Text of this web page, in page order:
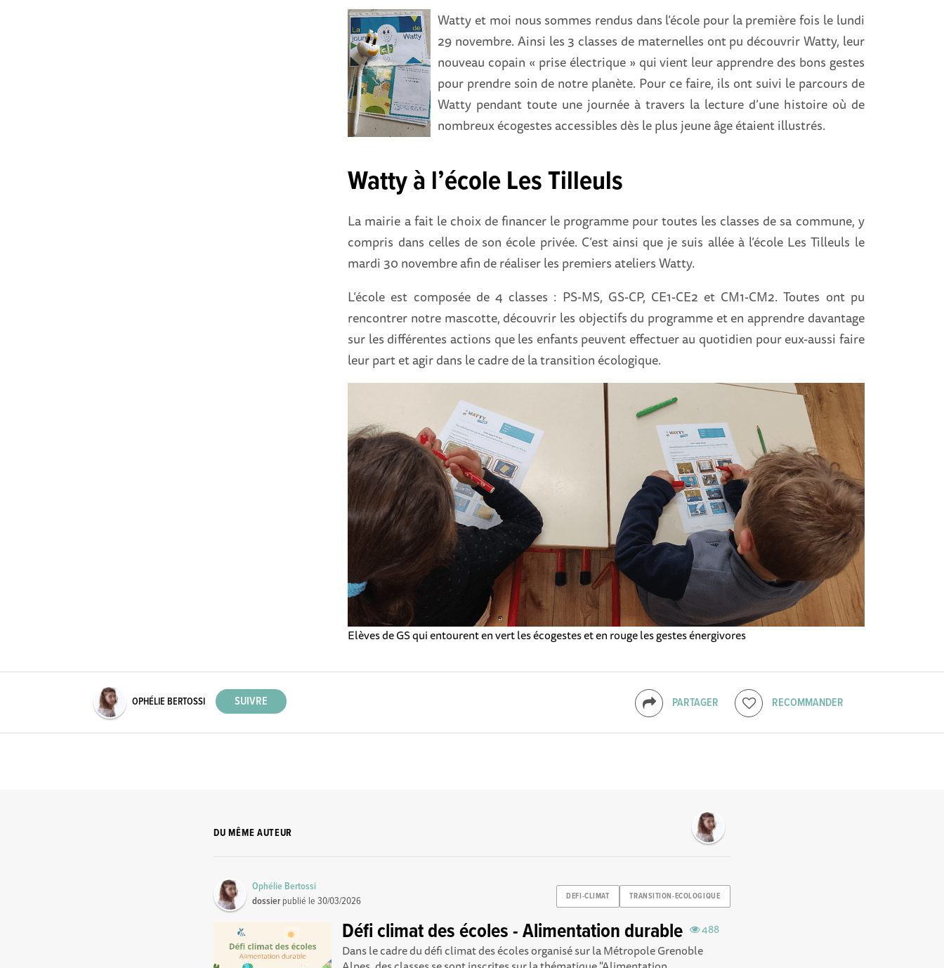
Watty et moi nous sommes rendus dans l’école pour la première fois le lundi
29 novembre. Ainsi les 3 classes de maternelles ont pu découvrir Watty, leur
nouveau copain « prise électrique » qui vient leur apprendre des bons gestes
pour prendre soin de notre planète. Pour ce faire, ils ont suivi le parcours de
Watty pendant toute une journée à travers la lecture d’une histoire où de
nombreux écogestes accessibles dès le plus jeune âge étaient illustrés.
Watty à l’école Les Tilleuls
La mairie a fait le choix de financer le programme pour toutes les classes de sa commune, y
compris dans celles de son école privée. C’est ainsi que je suis allée à l’école Les Tilleuls le
mardi 30 novembre afin de réaliser les premiers ateliers Watty.
L’école est composée de 4 classes : PS-MS, GS-CP, CE1-CE2 et CM1-CM2. Toutes ont pu
rencontrer notre mascotte, découvrir les objectifs du programme et en apprendre davantage
sur les différentes actions que les enfants peuvent effectuer au quotidien pour eux-aussi faire
leur part et agir dans le cadre de la transition écologique.
Elèves de GS qui entourent en vert les écogestes et en rouge les gestes énergivores
PARTAGER RECOMMANDER
OPHÉLIE BERTOSSI
DU MÊME AUTEUR
DEFI-CLIMAT TRANSITION-ECOLOGIQUE
Ophélie Bertossi
dossier publié le30/03/2026
488
Défi climat des écoles - Alimentation durable
Dans le cadre du défi climat des écoles organisé sur la Métropole Grenoble